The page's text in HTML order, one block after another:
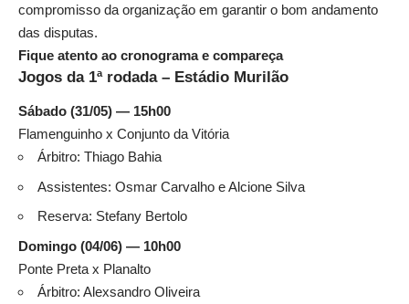
compromisso da organização em garantir o bom andamento
das disputas.
Fique atento ao cronograma e compareça
Jogos da 1ª rodada – Estádio Murilão
Sábado (31/05) — 15h00
Flamenguinho x Conjunto da Vitória
Árbitro: Thiago Bahia
Assistentes: Osmar Carvalho e Alcione Silva
Reserva: Stefany Bertolo
Domingo (04/06) — 10h00
Ponte Preta x Planalto
Árbitro: Alexsandro Oliveira